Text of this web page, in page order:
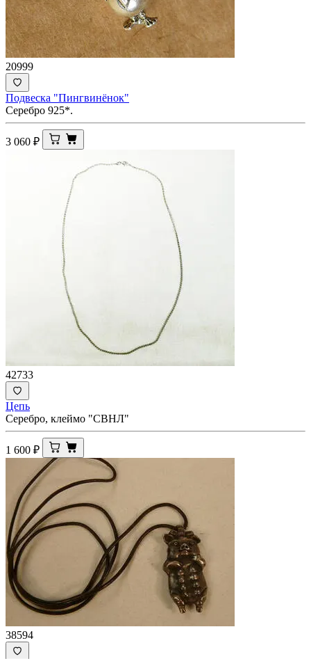
20999
Подвеска "Пингвинёнок"
Серебро 925*.
3 060 ₽
42733
Цепь
Серебро, клеймо "СВНЛ"
1 600 ₽
38594